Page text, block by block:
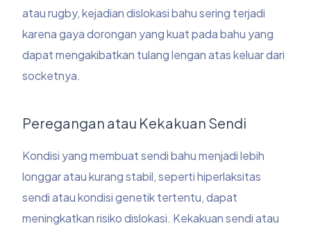
atau rugby, kejadian dislokasi bahu sering terjadi
karena gaya dorongan yang kuat pada bahu yang
dapat mengakibatkan tulang lengan atas keluar dari
socketnya.
Peregangan atau Kekakuan Sendi
Kondisi yang membuat sendi bahu menjadi lebih
longgar atau kurang stabil, seperti hiperlaksitas
sendi atau kondisi genetik tertentu, dapat
meningkatkan risiko dislokasi. Kekakuan sendi atau